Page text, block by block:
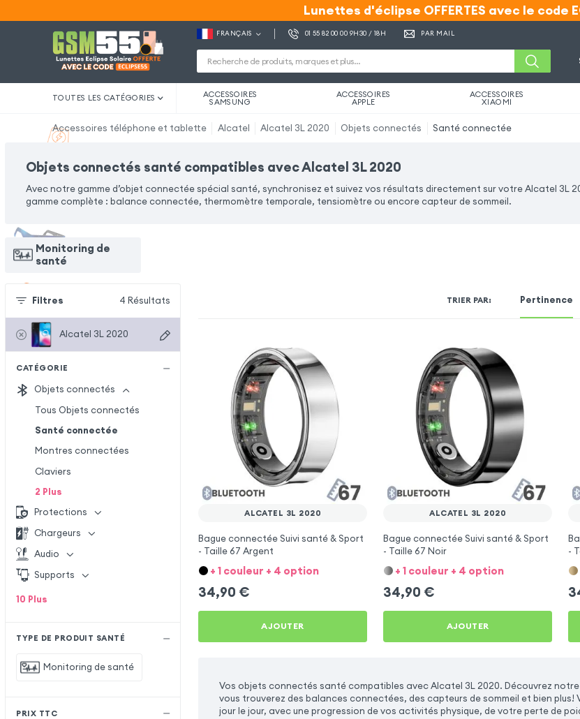
Lunettes d'éclipse OFFERTES avec le code
Lunettes d'éclipse OFFERTES avec le code
FRANÇAIS 01 55 82 00 00 9H30 / 18H PAR MAIL
TOUTES LES CATÉGORIES ACCESSOIRES
SAMSUNG
ACCESSOIRES
APPLE
ACCESSOIRES
XIAOMI
Accessoires téléphone et tablette Alcatel Alcatel 3L 2020 Objets connectés Santé connectée
Objets connectés santé compatibles avec Alcatel 3L 2020
Avec notre gamme d’objet connectée spécial santé, synchronisez et suivez vos résultats directement sur votre Alcatel 3L
gamme complète : balance connectée, thermomètre temporale, tensiomètre ou encore capteur de sommeil.
Monitoring de
santé
Filtres 4 Résultats
Alcatel 3L 2020
CATÉGORIE
Objets connectés
Tous Objets connectés
Santé connectée
Montres connectées
Claviers
2 Plus
Protections
Chargeurs
Audio
Supports
10 Plus
TYPE DE PRODUIT SANTÉ
Monitoring de santé
PRIX TTC
TRIER PAR: Pertinence
ALCATEL 3L 2020
Bague connectée Suivi santé & Sport
- Taille 67 Argent
+ 1 couleur + 4 option
34,90 €
AJOUTER
ALCATEL 3L 2020
Bague connectée Suivi santé & Sport
- Taille 67 Noir
+ 1 couleur + 4 option
34,90 €
AJOUTER
-
Vos objets connectés santé compatibles avec Alcatel 3L 2020. Découvrez
vous trouverez des balances connectées, des capteurs de sommeil et bien
jour le jour, avec une progression de vos activités physique, de votre perte de